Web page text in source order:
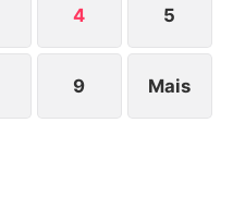
4 5
9 Mais